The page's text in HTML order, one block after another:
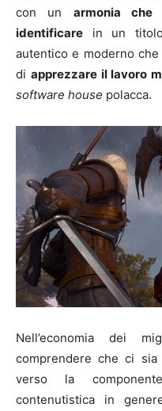
con un armonia
identificare in un
autentico e moderno
di apprezzare il lavoro
software house polacca.
Nell’economia dei
comprendere che ci sia
verso la
contenutistica in